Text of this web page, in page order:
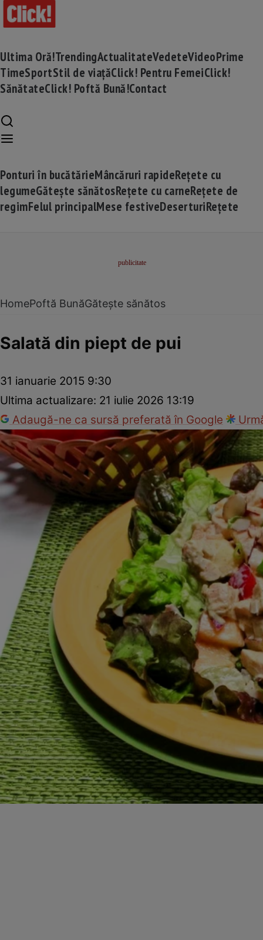
Ultima Oră!TrendingActualitateVedeteVideoPrime
TimeSportStil de viațăClick! Pentru FemeiClick!
SănătateClick! Poftă Bună!Contact
Ponturi în bucătărieMâncăruri rapideRețete cu
legumeGătește sănătosRețete cu carneRețete de
regimFelul principalMese festiveDeserturiRețete
HomePoftă BunăGătește sănătos
Salată din piept de pui
31 ianuarie 2015 9:30
Ultima actualizare: 21 iulie 2026 13:19
Adaugă-ne ca sursă preferată în Google